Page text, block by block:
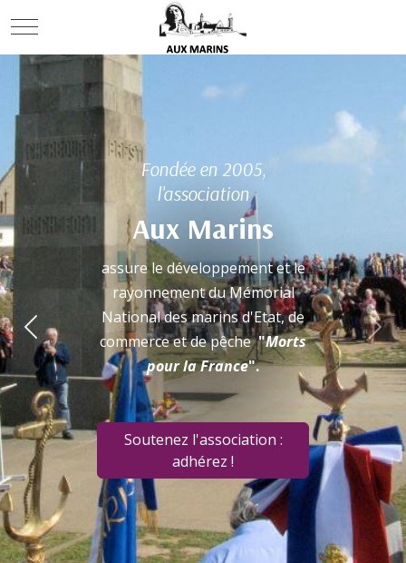
Mobile Menu Toggle
Mémorial national des
Fondée en 2005,
l'association
Aux Marins
assure le développement et le
rayonnement du Mémorial
National des marins d'Etat, de
commerce et de pêche"Morts
pour la France".
Soutenez l'association :
adhérez !
Previous Next